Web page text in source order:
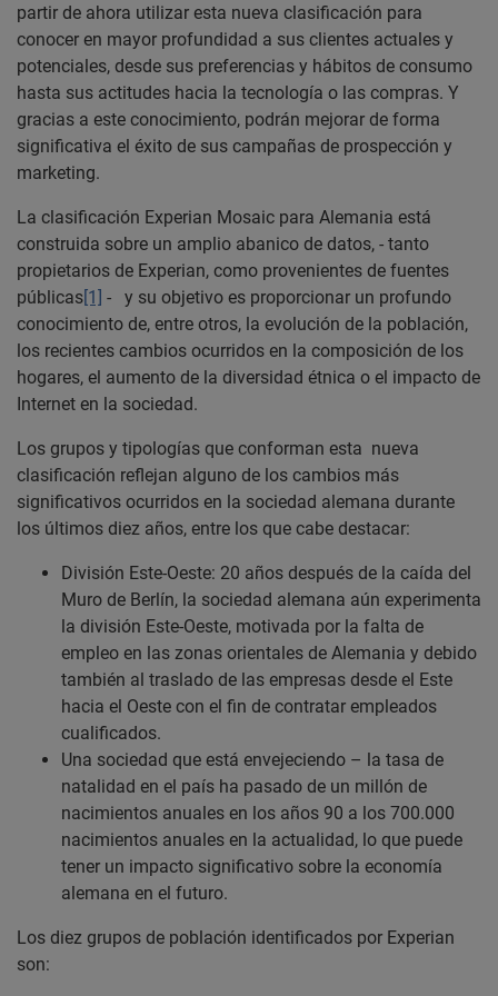
partir de ahora utilizar esta nueva clasificación para
conocer en mayor profundidad a sus clientes actuales y
potenciales, desde sus preferencias y hábitos de consumo
hasta sus actitudes hacia la tecnología o las compras. Y
gracias a este conocimiento, podrán mejorar de forma
significativa el éxito de sus campañas de prospección y
marketing.
La clasificación Experian Mosaic para Alemania está
construida sobre un amplio abanico de datos, - tanto
propietarios de Experian, como provenientes de fuentes
públicas[1] - y su objetivo es proporcionar un profundo
conocimiento de, entre otros, la evolución de la población,
los recientes cambios ocurridos en la composición de los
hogares, el aumento de la diversidad étnica o el impacto de
Internet en la sociedad.
Los grupos y tipologías que conforman esta nueva
clasificación reflejan alguno de los cambios más
significativos ocurridos en la sociedad alemana durante
los últimos diez años, entre los que cabe destacar:
División Este-Oeste: 20 años después de la caída del
Muro de Berlín, la sociedad alemana aún experimenta
la división Este-Oeste, motivada por la falta de
empleo en las zonas orientales de Alemania y debido
también al traslado de las empresas desde el Este
hacia el Oeste con el fin de contratar empleados
cualificados.
Una sociedad que está envejeciendo – la tasa de
natalidad en el país ha pasado de un millón de
nacimientos anuales en los años 90 a los 700.000
nacimientos anuales en la actualidad, lo que puede
tener un impacto significativo sobre la economía
alemana en el futuro.
Los diez grupos de población identificados por Experian
son: